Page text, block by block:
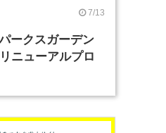
7/13
ークスガーデン
ニューアルプロ